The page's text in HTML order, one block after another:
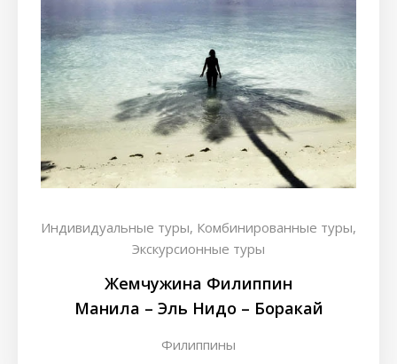
Индивидуальные туры, Комбинированные туры,
Экскурсионные туры
Жемчужина Филиппин
Манила – Эль Нидо – Боракай
Филиппины